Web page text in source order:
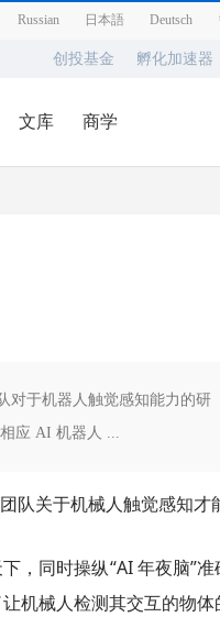
Russian 日本語 Deutsch
创投基金 孵化加速器
文库 商学
对于机器人触觉感知能力的研
应 AI 机器人 ...
队关于机械人触觉感知才
，同时操纵“AI 年夜脑”准
机械人检测其交互的物体